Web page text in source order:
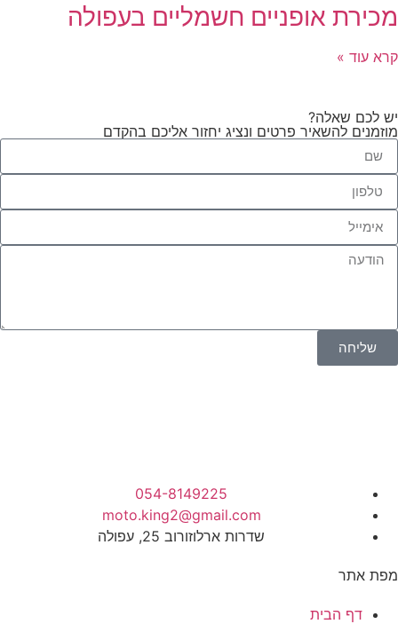
מכירת אופניים חשמליים בעפולה
קרא עוד »
יש לכם שאלה?
מוזמנים להשאיר פרטים ונציג יחזור אליכם בהקדם
שליחה
054-8149225
moto.king2@gmail.com
שדרות ארלוזורוב 25, עפולה
מפת אתר
דף הבית